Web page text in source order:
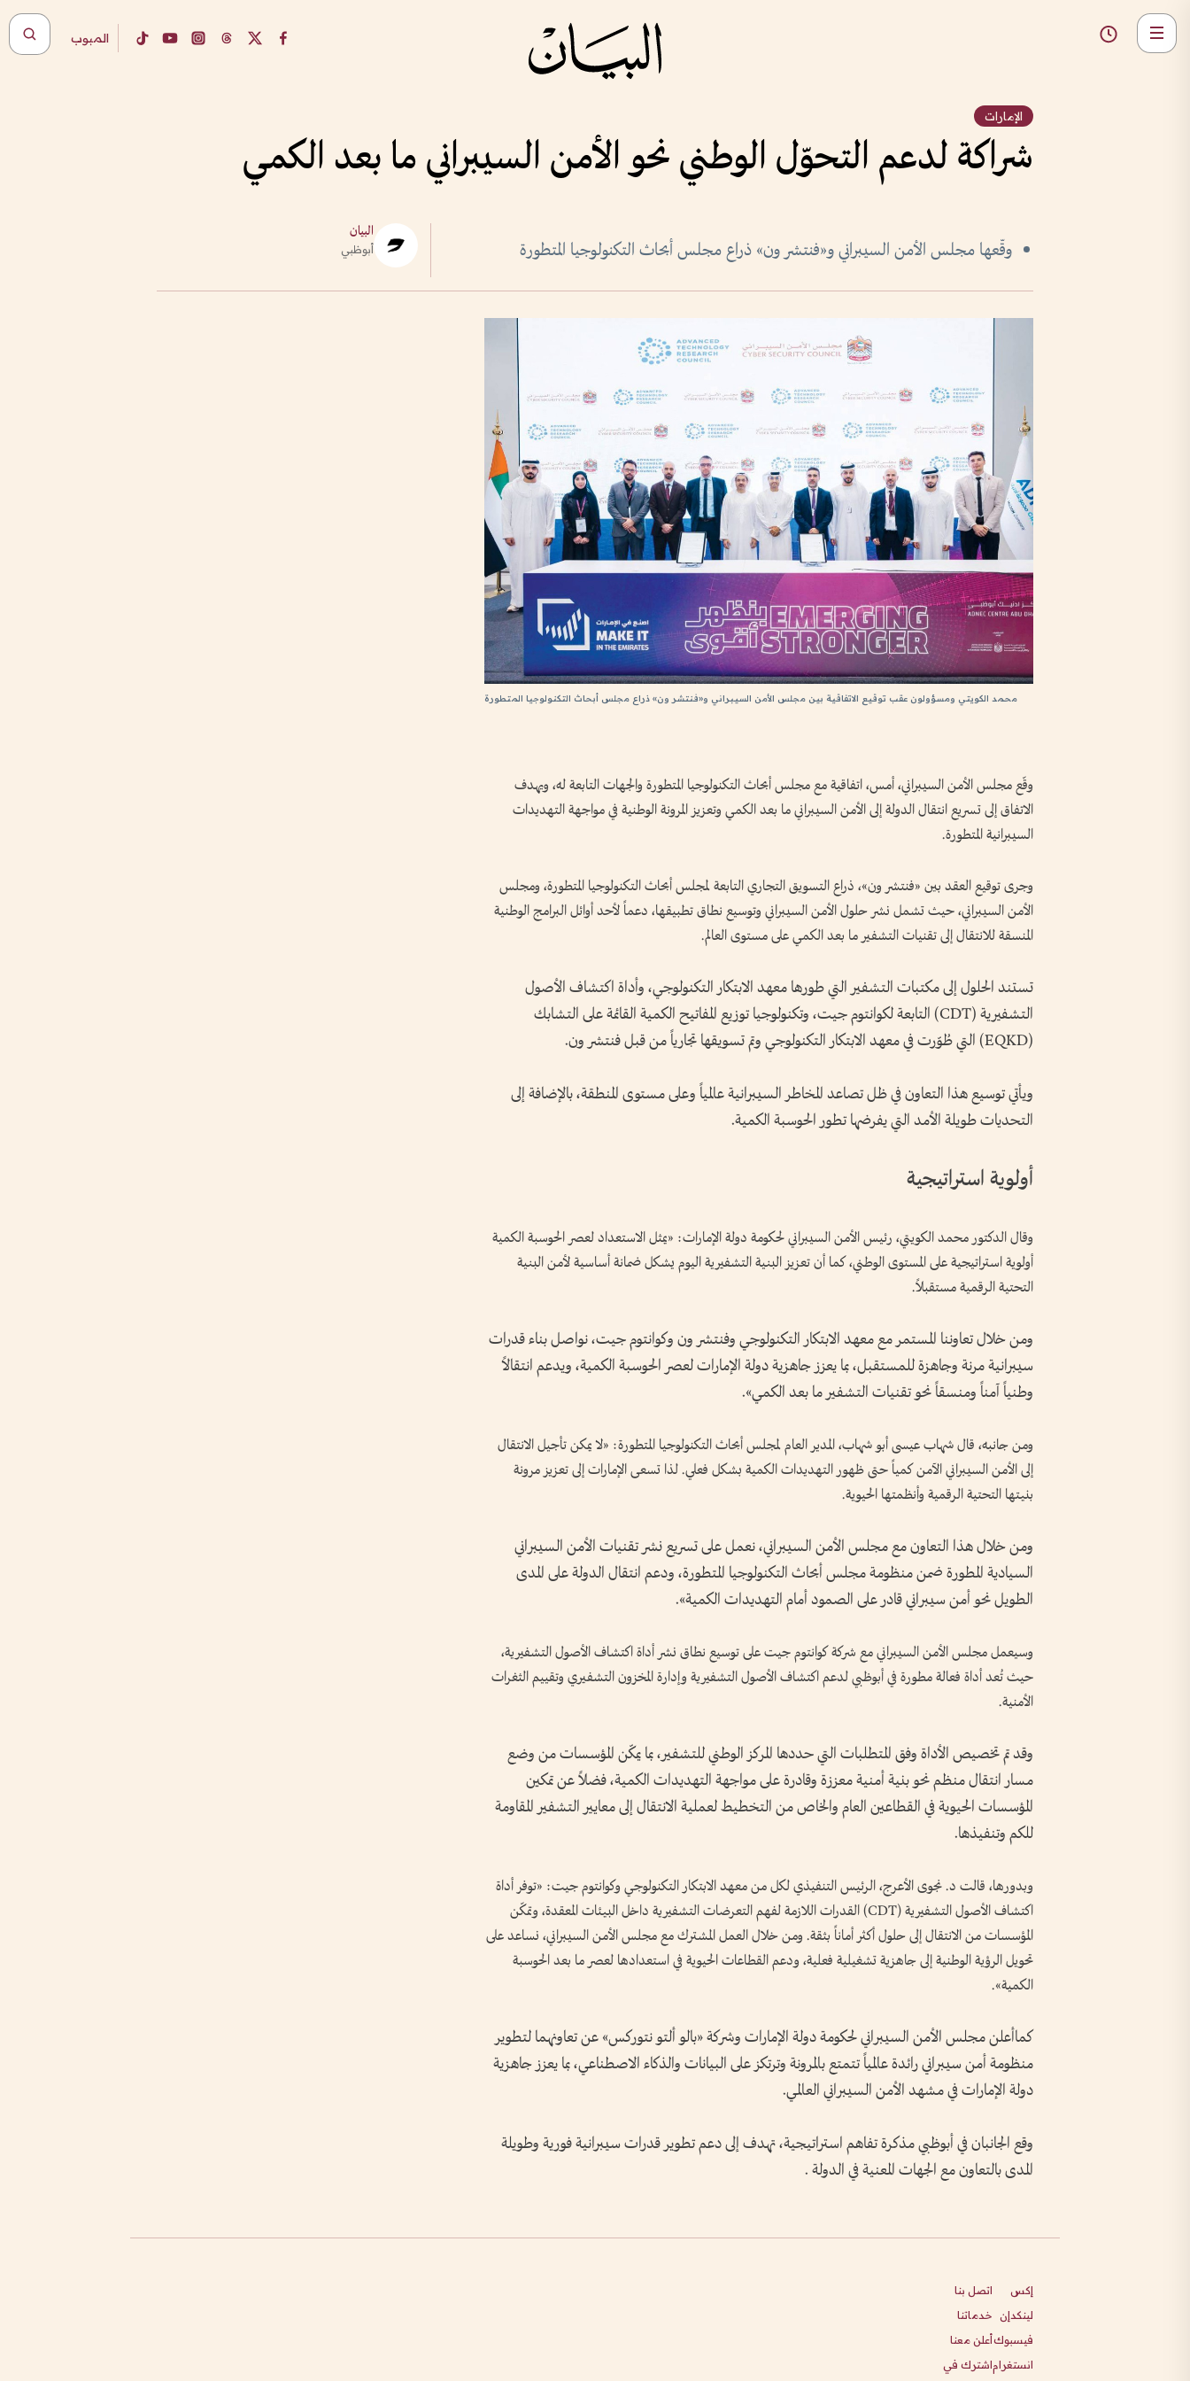
المبوب
الإمارات
شراكة لدعم التحوّل الوطني نحو الأمن السيبراني ما بعد الكمي
وقّعها مجلس الأمن السيبراني و«فنتشر ون» ذراع مجلس أبحاث التكنولوجيا المتطورة
البيان
أبوظبي
محمد الكويتي ومسؤولون عقب توقيع الاتفاقية بين مجلس الأمن السيبراني و«فنتشر ون» ذراع مجلس أبحاث التكنولوجيا المتطورة
وقّع مجلس الأمن السيبراني، أمس، اتفاقية مع مجلس أبحاث التكنولوجيا المتطورة والجهات التابعة له، ويهدف
الاتفاق إلى تسريع انتقال الدولة إلى الأمن السيبراني ما بعد الكمي وتعزيز المرونة الوطنية في مواجهة التهديدات
السيبرانية المتطورة.
وجرى توقيع العقد بين «فنتشر ون»، ذراع التسويق التجاري التابعة لمجلس أبحاث التكنولوجيا المتطورة، ومجلس
الأمن السيبراني، حيث تشمل نشر حلول الأمن السيبراني وتوسيع نطاق تطبيقها، دعماً لأحد أوائل البرامج الوطنية
المنسقة للانتقال إلى تقنيات التشفير ما بعد الكمي على مستوى العالم.
تستند الحلول إلى مكتبات التشفير التي طورها معهد الابتكار التكنولوجي، وأداة اكتشاف الأصول
التشفيرية (CDT) التابعة لكوانتوم جيت، وتكنولوجيا توزيع المفاتيح الكمية القائمة على التشابك
(EQKD) التي طُوّرت في معهد الابتكار التكنولوجي وتم تسويقها تجارياً من قبل فنتشر ون.
ويأتي توسيع هذا التعاون في ظل تصاعد المخاطر السيبرانية عالمياً وعلى مستوى المنطقة، بالإضافة إلى
التحديات طويلة الأمد التي يفرضها تطور الحوسبة الكمية.
أولوية استراتيجية
وقال الدكتور محمد الكويتي، رئيس الأمن السيبراني لحكومة دولة الإمارات: «يمثل الاستعداد لعصر الحوسبة الكمية
أولوية استراتيجية على المستوى الوطني، كما أن تعزيز البنية التشفيرية اليوم يشكل ضمانة أساسية لأمن البنية
التحتية الرقمية مستقبلاً.
ومن خلال تعاوننا المستمر مع معهد الابتكار التكنولوجي وفنتشر ون وكوانتوم جيت، نواصل بناء قدرات
سيبرانية مرنة وجاهزة للمستقبل، بما يعزز جاهزية دولة الإمارات لعصر الحوسبة الكمية، ويدعم انتقالاً
وطنياً آمناً ومنسقاً نحو تقنيات التشفير ما بعد الكمي».
ومن جانبه، قال شهاب عيسى أبو شهاب، المدير العام لمجلس أبحاث التكنولوجيا المتطورة: «لا يمكن تأجيل الانتقال
إلى الأمن السيبراني الآمن كمياً حتى ظهور التهديدات الكمية بشكل فعلي. لذا تسعى الإمارات إلى تعزيز مرونة
بنيتها التحتية الرقمية وأنظمتها الحيوية.
ومن خلال هذا التعاون مع مجلس الأمن السيبراني، نعمل على تسريع نشر تقنيات الأمن السيبراني
السيادية المطورة ضمن منظومة مجلس أبحاث التكنولوجيا المتطورة، ودعم انتقال الدولة على المدى
الطويل نحو أمن سيبراني قادر على الصمود أمام التهديدات الكمية».
وسيعمل مجلس الأمن السيبراني مع شركة كوانتوم جيت على توسيع نطاق نشر أداة اكتشاف الأصول التشفيرية،
حيث تُعد أداة فعالة مطورة في أبوظبي لدعم اكتشاف الأصول التشفيرية وإدارة المخزون التشفيري وتقييم الثغرات
الأمنية.
وقد تم تخصيص الأداة وفق المتطلبات التي حددها المركز الوطني للتشفير، بما يمكّن المؤسسات من وضع
مسار انتقال منظم نحو بنية أمنية معززة وقادرة على مواجهة التهديدات الكمية، فضلاً عن تمكين
المؤسسات الحيوية في القطاعين العام والخاص من التخطيط لعملية الانتقال إلى معايير التشفير المقاومة
للكم وتنفيذها.
وبدورها، قالت د. نجوى الأعرج، الرئيس التنفيذي لكل من معهد الابتكار التكنولوجي وكوانتوم جيت: «توفر أداة
اكتشاف الأصول التشفيرية (CDT) القدرات اللازمة لفهم التعرضات التشفيرية داخل البيئات المعقدة، وتمكّن
المؤسسات من الانتقال إلى حلول أكثر أماناً بثقة. ومن خلال العمل المشترك مع مجلس الأمن السيبراني، نساعد على
تحويل الرؤية الوطنية إلى جاهزية تشغيلية فعلية، ودعم القطاعات الحيوية في استعدادها لعصر ما بعد الحوسبة
الكمية».
كماأعلن مجلس الأمن السيبراني لحكومة دولة الإمارات وشركة «بالو ألتو نتوركس» عن تعاونهما لتطوير
منظومة أمن سيبراني رائدة عالمياً تتمتع بالمرونة وترتكز على البيانات والذكاء الاصطناعي، بما يعزز جاهزية
دولة الإمارات في مشهد الأمن السيبراني العالمي.
وقع الجانبان في أبوظبي مذكرة تفاهم استراتيجية، تهدف إلى دعم تطوير قدرات سيبرانية فورية وطويلة
المدى بالتعاون مع الجهات المعنية في الدولة .
إكس
لينكدإن
فيسبوك
انستغرام
اتصل بنا
خدماتنا
أعلن معنا
اشترك في